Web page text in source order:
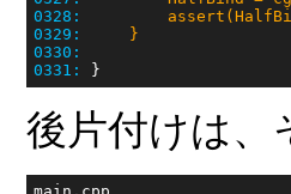
0328:
0329:
     }
0330:
0331:
後片付けは、